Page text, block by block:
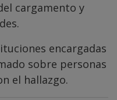
cargamento y
encargadas
sobre personas
el hallazgo.